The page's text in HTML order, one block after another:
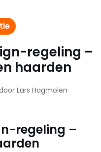
regeling –
haarden
Lars Hagmolen
regeling –